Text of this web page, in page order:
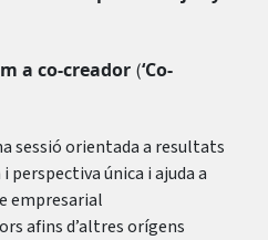
a co-creador (‘Co-
sessió orientada a resultats
perspectiva única i ajuda a
empresarial
afins d’altres orígens